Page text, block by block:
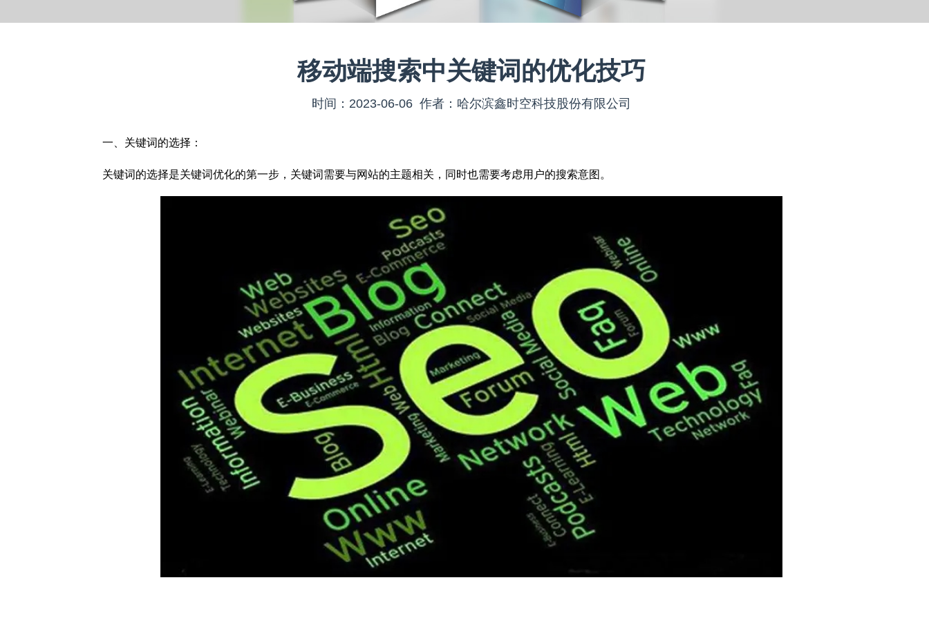
移动端搜索中关键词的优化技巧
时间：2023-06-06 作者：哈尔滨鑫时空科技股份有限公司
一、关键词的选择：
关键词的选择是关键词优化的第一步，关键词需要与网站的主题相关，同时也需要考虑用户的搜索意图。